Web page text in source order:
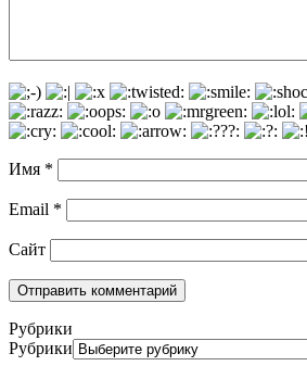
Имя *
Email *
Сайт
Рубрики
Рубрики